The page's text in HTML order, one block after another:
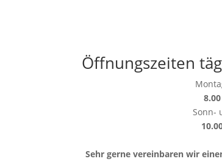
Öffnungszeiten
Sonn-
Sehr gerne vereinbaren wir